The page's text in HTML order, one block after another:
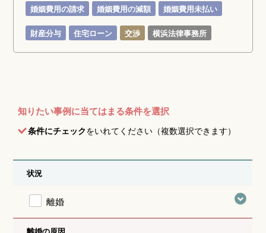
婚姻費用の請求 婚姻費用の減額 婚姻費用未払い
財産分与 住宅ローン 交渉 横浜法律事務所
知りたい事例に当てはまる条件を選択
条件にチェックをいれてください（複数選択できます）
状況
離婚